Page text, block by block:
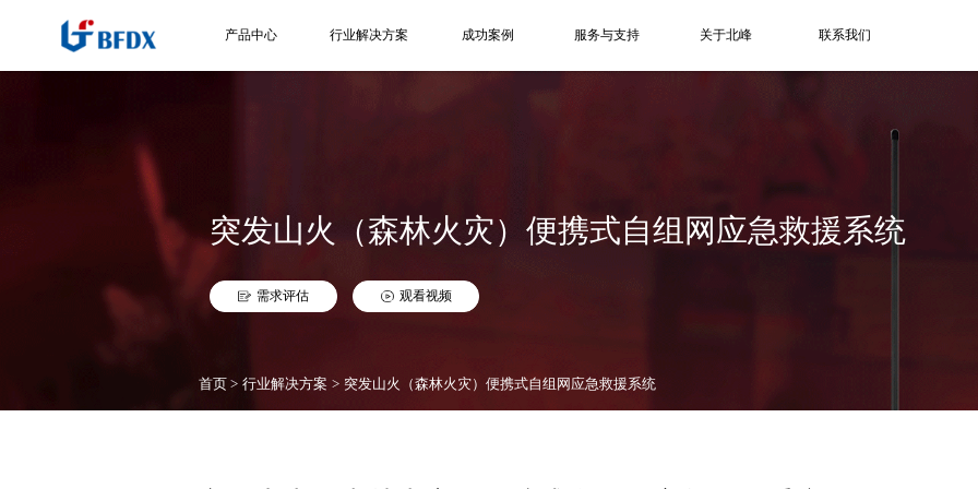
产品中心 行业解决方案 成功案例 服务与支持 关于北峰 联系我们
突发山火（森林火灾）便携式自组网应急救援系统
需求评估 观看视频
首页 行业解决方案 突发山火（森林火灾）便携式自组网应急救援系统